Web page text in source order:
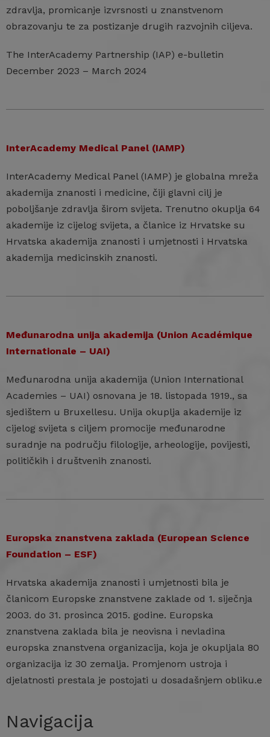
zdravlja, promicanje izvrsnosti u znanstvenom
obrazovanju te za postizanje drugih razvojnih ciljeva.
The InterAcademy Partnership (IAP) e-bulletin
December 2023 – March 2024
InterAcademy Medical Panel (IAMP)
InterAcademy Medical Panel (IAMP) je globalna mreža
akademija znanosti i medicine, čiji glavni cilj je
poboljšanje zdravlja širom svijeta. Trenutno okuplja 64
akademije iz cijelog svijeta, a članice iz Hrvatske su
Hrvatska akademija znanosti i umjetnosti i Hrvatska
akademija medicinskih znanosti.
Međunarodna unija akademija (Union Académique
Internationale – UAI)
Međunarodna unija akademija (Union International
Academies – UAI) osnovana je 18. listopada 1919., sa
sjedištem u Bruxellesu. Unija okuplja akademije iz
cijelog svijeta s ciljem promocije međunarodne
suradnje na području filologije, arheologije, povijesti,
političkih i društvenih znanosti.
Europska znanstvena zaklada (European Science
Foundation – ESF)
Hrvatska akademija znanosti i umjetnosti bila je
članicom Europske znanstvene zaklade od 1. siječnja
2003. do 31. prosinca 2015. godine. Europska
znanstvena zaklada bila je neovisna i nevladina
europska znanstvena organizacija, koja je okupljala 80
organizacija iz 30 zemalja. Promjenom ustroja i
djelatnosti prestala je postojati u dosadašnjem obliku.e
Navigacija